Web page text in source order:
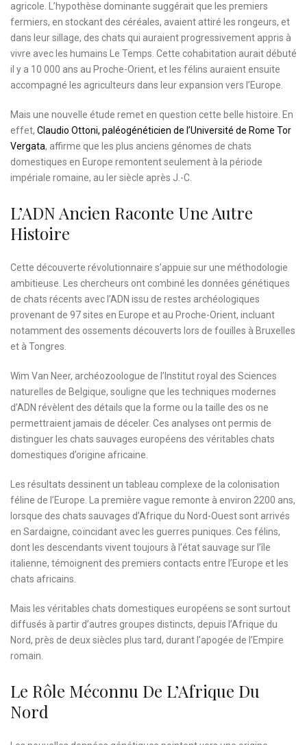
agricole. L’hypothèse dominante suggérait que les premiers
fermiers, en stockant des céréales, avaient attiré les rongeurs, et
dans leur sillage, des chats qui auraient progressivement appris à
vivre avec les humains Le Temps. Cette cohabitation aurait débuté
il y a 10 000 ans au Proche-Orient, et les félins auraient ensuite
accompagné les agriculteurs dans leur expansion vers l’Europe.
Mais une nouvelle étude remet en question cette belle histoire. En
effet, Claudio Ottoni, paléogénéticien de l’Université de Rome Tor
Vergata, affirme que les plus anciens génomes de chats
domestiques en Europe remontent seulement à la période
impériale romaine, au Ier siècle après J.-C.
L’ADN Ancien Raconte Une Autre
Histoire
Cette découverte révolutionnaire s’appuie sur une méthodologie
ambitieuse. Les chercheurs ont combiné les données génétiques
de chats récents avec l’ADN issu de restes archéologiques
provenant de 97 sites en Europe et au Proche-Orient, incluant
notamment des ossements découverts lors de fouilles à Bruxelles
et à Tongres.
Wim Van Neer, archéozoologue de l’Institut royal des Sciences
naturelles de Belgique, souligne que les techniques modernes
d’ADN révèlent des détails que la forme ou la taille des os ne
permettraient jamais de déceler. Ces analyses ont permis de
distinguer les chats sauvages européens des véritables chats
domestiques d’origine africaine.
Les résultats dessinent un tableau complexe de la colonisation
féline de l’Europe. La première vague remonte à environ 2200 ans,
lorsque des chats sauvages d’Afrique du Nord-Ouest sont arrivés
en Sardaigne, coïncidant avec les guerres puniques. Ces félins,
dont les descendants vivent toujours à l’état sauvage sur l’île
italienne, témoignent des premiers contacts entre l’Europe et les
chats africains.
Mais les véritables chats domestiques européens se sont surtout
diffusés à partir d’autres groupes distincts, depuis l’Afrique du
Nord, près de deux siècles plus tard, durant l’apogée de l’Empire
romain.
Le Rôle Méconnu De L’Afrique Du
Nord